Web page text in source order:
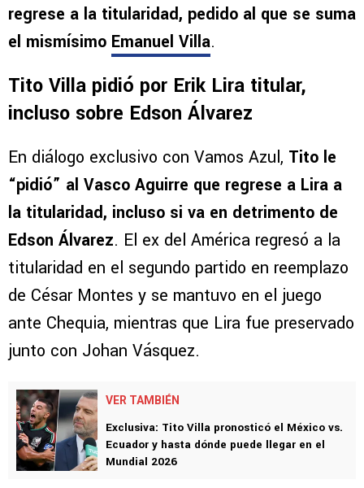
regrese a la titularidad, pedido al que se suma
el mismísimo Emanuel Villa.
Tito Villa pidió por Erik Lira titular,
incluso sobre Edson Álvarez
En diálogo exclusivo con Vamos Azul, Tito le
“pidió” al Vasco Aguirre que regrese a Lira a
la titularidad, incluso si va en detrimento de
Edson Álvarez. El ex del América regresó a la
titularidad en el segundo partido en reemplazo
de César Montes y se mantuvo en el juego
ante Chequia, mientras que Lira fue preservado
junto con Johan Vásquez.
VER TAMBIÉN
Exclusiva: Tito Villa pronosticó el México vs.
Ecuador y hasta dónde puede llegar en el
Mundial 2026